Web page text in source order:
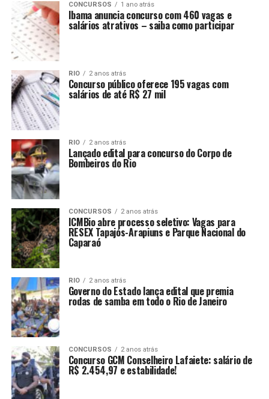
CONCURSOS 1 ano atrás
Ibama anuncia concurso com 460 vagas e
salários atrativos – saiba como participar
RIO 2 anos atrás
Concurso público oferece 195 vagas com
salários de até R$ 27 mil
RIO 2 anos atrás
Lançado edital para concurso do Corpo de
Bombeiros do Rio
CONCURSOS 2 anos atrás
ICMBio abre processo seletivo: Vagas para
RESEX Tapajós-Arapiuns e Parque Nacional do
Caparaó
RIO 2 anos atrás
Governo do Estado lança edital que premia
rodas de samba em todo o Rio de Janeiro
CONCURSOS 2 anos atrás
Concurso GCM Conselheiro Lafaiete: salário de
R$ 2.454,97 e estabilidade!